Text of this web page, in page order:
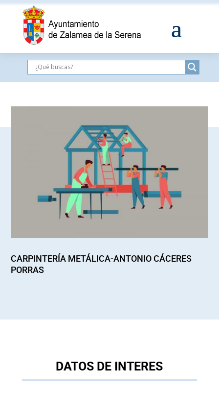
CARPINTERÍA METÁLICA-ANTONIO CÁCERES
PORRAS
DATOS DE INTERES